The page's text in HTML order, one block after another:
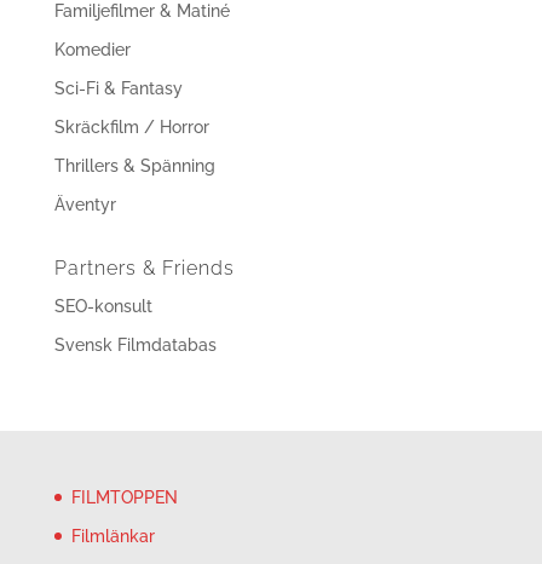
Familjefilmer & Matiné
Komedier
Sci-Fi & Fantasy
Skräckfilm / Horror
Thrillers & Spänning
Äventyr
Partners & Friends
SEO-konsult
Svensk Filmdatabas
FILMTOPPEN
Filmlänkar